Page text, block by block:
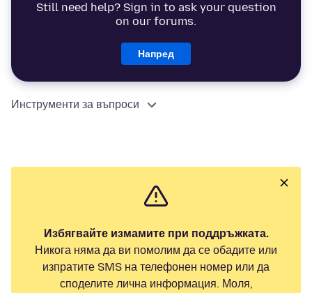
Still need help? Sign in to ask your question
on our forums.
Напред
Инструменти за въпроси
Избягвайте измамите при поддръжката.
Никога няма да ви помолим да се обадите или
изпратите SMS на телефонен номер или да
споделите лична информация. Моля,